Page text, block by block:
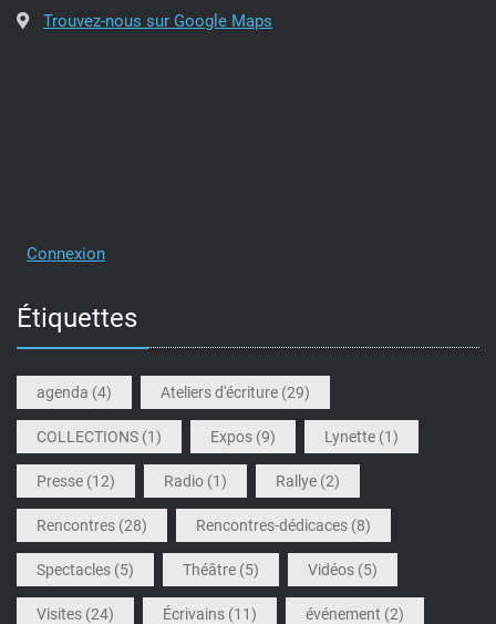
Trouvez-nous sur Google Maps
Connexion
Étiquettes
agenda (4) Ateliers d'écriture (29)
COLLECTIONS (1) Expos (9) Lynette (1)
Presse (12) Radio (1) Rallye (2)
Rencontres (28) Rencontres-dédicaces (8)
Spectacles (5) Théâtre (5) Vidéos (5)
Visites (24) Écrivains (11) événement (2)